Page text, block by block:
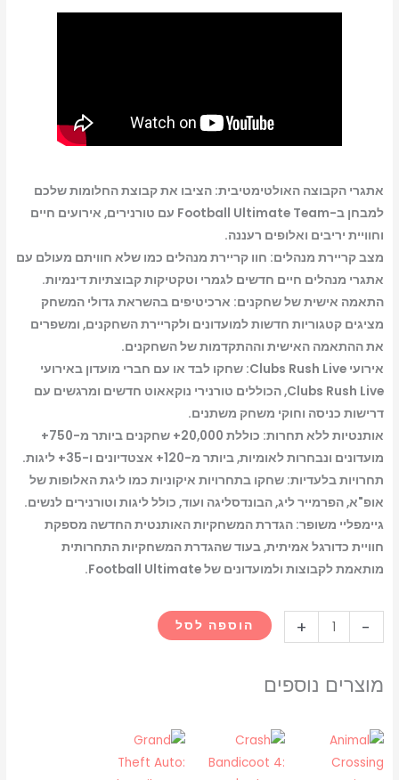
SPORTS
אתגרי הקבוצה האולטימטיבית: הציבו את קבוצת החלומות שלכם
למבחן ב-Football Ultimate Team עם טורנירים, אירועים חיים
וחוויית יריבים ואלופים רעננה.
מצב קריירת מנהלים: חוו קריירת מנהלים כמו שלא חוויתם מעולם עם
אתגרי מנהלים חיים חדשים לגמרי וטקטיקות קבוצתיות דינמיות.
התאמה אישית של שחקנים: ארכיטיפים בהשראת גדולי המשחק
מציגים קטגוריות חדשות למועדונים ולקריירת השחקנים, ומשפרים
את ההתאמה האישית וההתקדמות של השחקנים.
אירועי Clubs Rush Live: שחקו לבד או עם חברי מועדון באירועי
Clubs Rush Live, הכוללים טורנירי נוקאאוט חדשים ומרגשים עם
דרישות כניסה וחוקי משחק משתנים.
אותנטיות ללא תחרות: כוללת 20,000+ שחקנים ביותר מ-750+
מועדונים ונבחרות לאומיות, ביותר מ-120+ אצטדיונים ו-35+ ליגות.
תחרויות בלעדיות: שחקו בתחרויות איקוניות כמו ליגת האלופות של
אופ"א, הפרמייר ליג, הבונדסליגה ועוד, כולל ליגות וטורנירים לנשים.
גיימפליי משופר: הגדרת המשחקיות האותנטית החדשה מספקת
חוויית כדורגל אמיתית, בעוד שהגדרת המשחקיות התחרותית
מותאמת לקבוצות ולמועדונים של Football Ultimate.
-
של
SPORTS
26
+ הוספה לסל
מוצרים נוספים